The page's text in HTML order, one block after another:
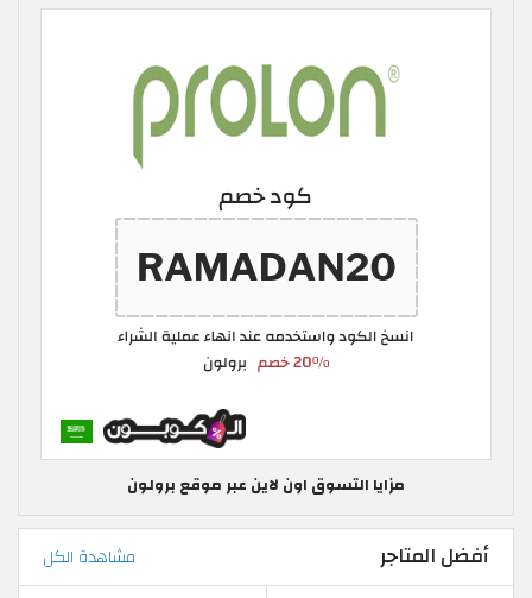
مزايا التسوق اون لاين عبر موقع برولون
أفضل المتاجر مشاهدة الكل